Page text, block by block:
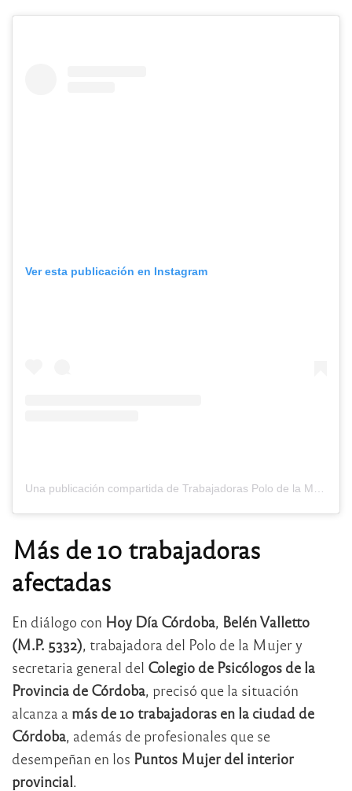
Ver esta publicación en Instagram
Más de 10 trabajadoras
afectadas
En diálogo con Hoy Día Córdoba, Belén Valletto
(M.P. 5332), trabajadora del Polo de la Mujer y
secretaria general del Colegio de Psicólogos de la
Provincia de Córdoba, precisó que la situación
alcanza a más de 10 trabajadoras en la ciudad de
Córdoba, además de profesionales que se
desempeñan en los Puntos Mujer del interior
provincial.